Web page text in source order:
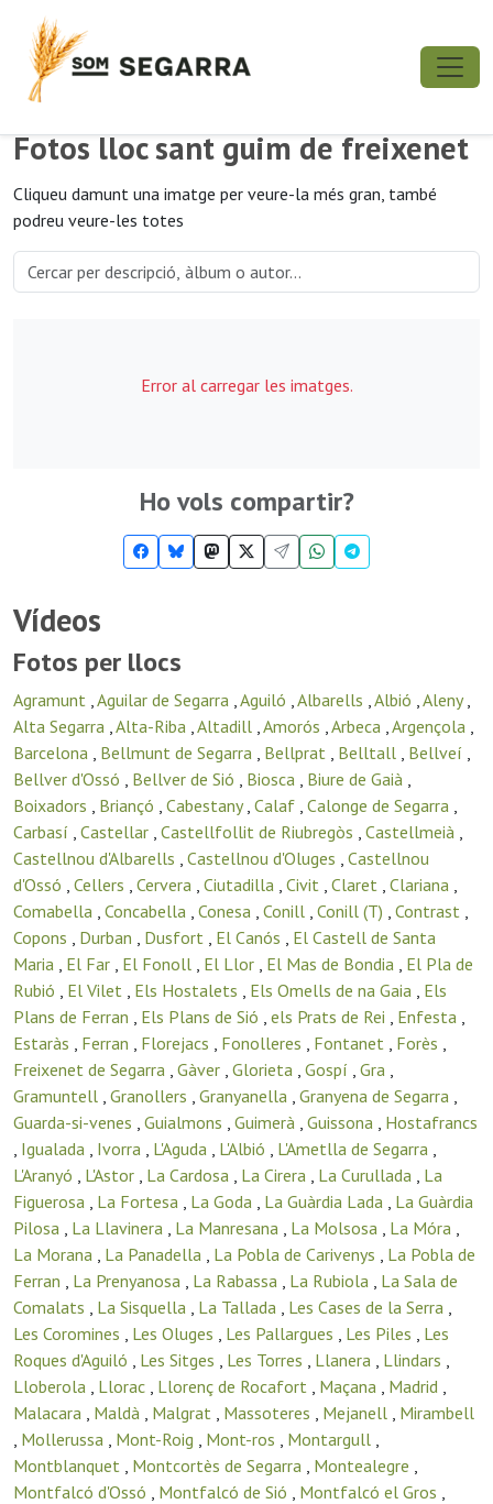
Fotos lloc sant guim de freixenet
Cliqueu damunt una imatge per veure-la més gran, també
podreu veure-les totes
Error al carregar les imatges.
Ho vols compartir?
Vídeos
Fotos per llocs
Agramunt ,Aguilar de Segarra ,Aguiló ,Albarells ,Albió ,Aleny,
Alta Segarra ,Alta-Riba ,Altadill ,Amorós ,Arbeca ,Argençola ,
Barcelona , Bellmunt de Segarra , Bellprat , Belltall , Bellveí ,
Bellver d'Ossó , Bellver de Sió , Biosca , Biure de Gaià ,
Boixadors , Briançó , Cabestany, Calaf , Calonge de Segarra ,
Carbasí , Castellar , Castellfollit de Riubregòs , Castellmeià ,
Castellnou d'Albarells , Castellnou d'Oluges , Castellnou
d'Ossó , Cellers , Cervera , Ciutadilla , Civit , Claret , Clariana ,
Comabella , Concabella , Conesa , Conill , Conill (T) , Contrast ,
Copons , Durban , Dusfort , El Canós , El Castell de Santa
Maria , El Far , El Fonoll , El Llor , El Mas de Bondia , El Pla de
Rubió , El Vilet , Els Hostalets , Els Omells de na Gaia , Els
Plans de Ferran , Els Plans de Sió , els Prats de Rei , Enfesta ,
Estaràs , Ferran , Florejacs , Fonolleres , Fontanet , Forès ,
Freixenet de Segarra , Gàver , Glorieta , Gospí , Gra ,
Gramuntell , Granollers , Granyanella , Granyena de Segarra ,
Guarda-si-venes , Guialmons , Guimerà , Guissona , Hostafrancs
, Igualada , Ivorra , L'Aguda , L'Albió , L'Ametlla de Segarra ,
L'Aranyó , L'Astor , La Cardosa , La Cirera , La Curullada , La
Figuerosa , La Fortesa , La Goda , La Guàrdia Lada , La Guàrdia
Pilosa , La Llavinera , La Manresana , La Molsosa , La Móra ,
La Morana , La Panadella , La Pobla de Carivenys , La Pobla de
Ferran , La Prenyanosa , La Rabassa , La Rubiola , La Sala de
Comalats , La Sisquella , La Tallada , Les Cases de la Serra ,
Les Coromines , Les Oluges , Les Pallargues , Les Piles , Les
Roques d'Aguiló , Les Sitges , Les Torres , Llanera , Llindars ,
Lloberola , Llorac , Llorenç de Rocafort , Maçana , Madrid ,
Malacara , Maldà , Malgrat , Massoteres , Mejanell , Mirambell
, Mollerussa , Mont-Roig , Mont-ros , Montargull ,
Montblanquet , Montcortès de Segarra , Montealegre ,
Montfalcó d'Ossó , Montfalcó de Sió , Montfalcó el Gros ,